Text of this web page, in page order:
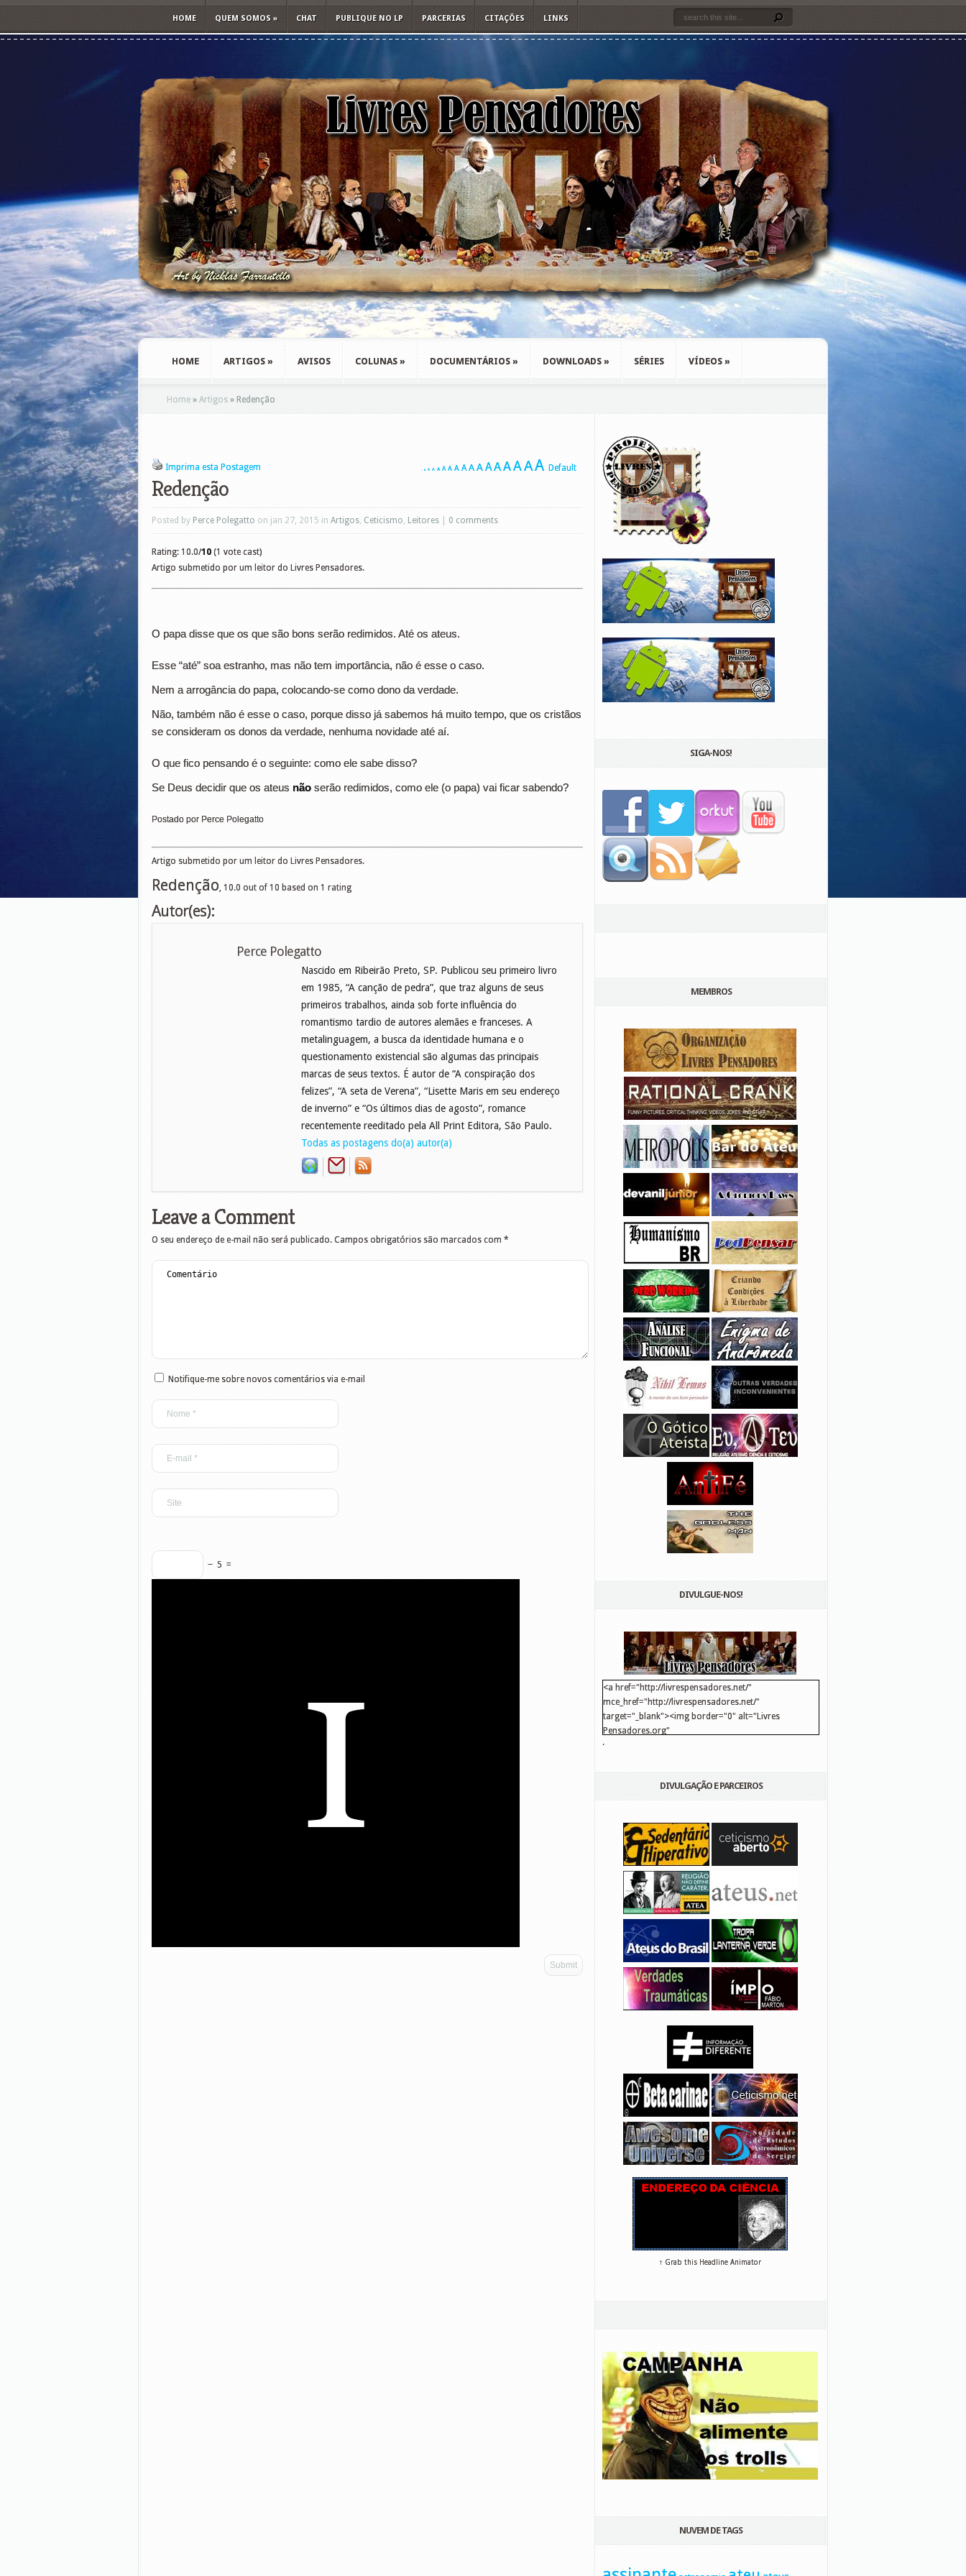
HOME QUEM SOMOS » CHAT PUBLIQUE NO LP PARCERIAS CITAÇÕES LINKS
HOME ARTIGOS » AVISOS COLUNAS » DOCUMENTÁRIOS » DOWNLOADS » SÉRIES VÍDEOS »
Home » Artigos » Redenção
Imprima esta Postagem A A A A A A A A A A AAAAAAA Default
Redenção
Posted by Perce Polegatto on jan 27, 2015 in Artigos, Ceticismo, Leitores 0 comments
Rating: 10.0/10 (1 vote cast)
Artigo submetido por um leitor do Livres Pensadores.
O papa disse que os que são bons serão redimidos. Até os ateus.
Esse “até” soa estranho, mas não tem importância, não é esse o caso.
Nem a arrogância do papa, colocando-se como dono da verdade.
Não, também não é esse o caso, porque disso já sabemos há muito tempo, que os cristãos
se consideram os donos da verdade, nenhuma novidade até aí.
O que fico pensando é o seguinte: como ele sabe disso?
Se Deus decidir que os ateus não serão redimidos, como ele (o papa) vai ficar sabendo?
Postado por Perce Polegatto
Artigo submetido por um leitor do Livres Pensadores.
Redenção, 10.0 out of 10 based on 1 rating
Autor(es):
Perce Polegatto
Nascido em Ribeirão Preto, SP. Publicou seu primeiro livro
em 1985, “A canção de pedra”, que traz alguns de seus
primeiros trabalhos, ainda sob forte influência do
romantismo tardio de autores alemães e franceses. A
metalinguagem, a busca da identidade humana e o
questionamento existencial são algumas das principais
marcas de seus textos. É autor de “A conspiração dos
felizes”, “A seta de Verena”, “Lisette Maris em seu endereço
de inverno” e “Os últimos dias de agosto”, romance
recentemente reeditado pela All Print Editora, São Paulo.
Todas as postagens do(a) autor(a)
Leave a Comment
O seu endereço de e-mail não será publicado. Campos obrigatórios são marcados com *
Notifique-me sobre novos comentários via e-mail
− 5 =
SIGA-NOS!
MEMBROS
DIVULGUE-NOS!
<a href="http://livrespensadores.net/"
mce_href="http://livrespensadores.net/"
target="_blank"><img border="0" alt="Livres
Pensadores.org"
src="http://lh6.ggpht.com/_25pDjsdjolQ/TNSgK1CylTI/AAAAAAAAAFk/u8d6kvYMhVc/
.
DIVULGAÇÃO E PARCEIROS
↑ Grab this Headline Animator
NUVEM DE TAGS